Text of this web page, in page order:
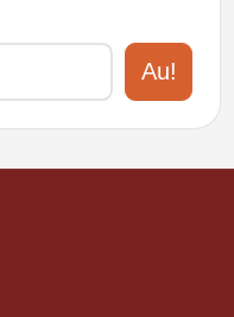
Au!